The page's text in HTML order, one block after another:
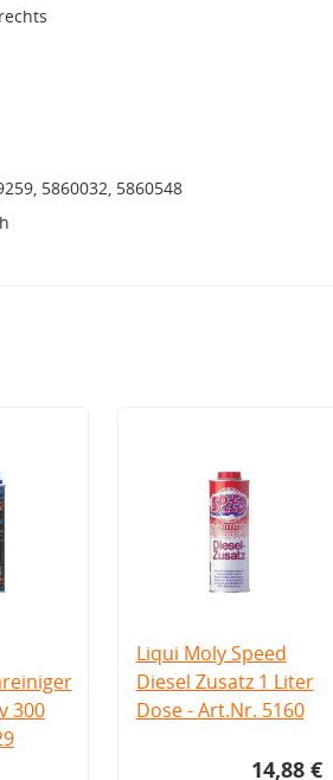
5860032, 5860548
300
Liqui Moly Speed
Diesel Zusatz 1 Liter
Dose - Art.Nr. 5160
14,88 €